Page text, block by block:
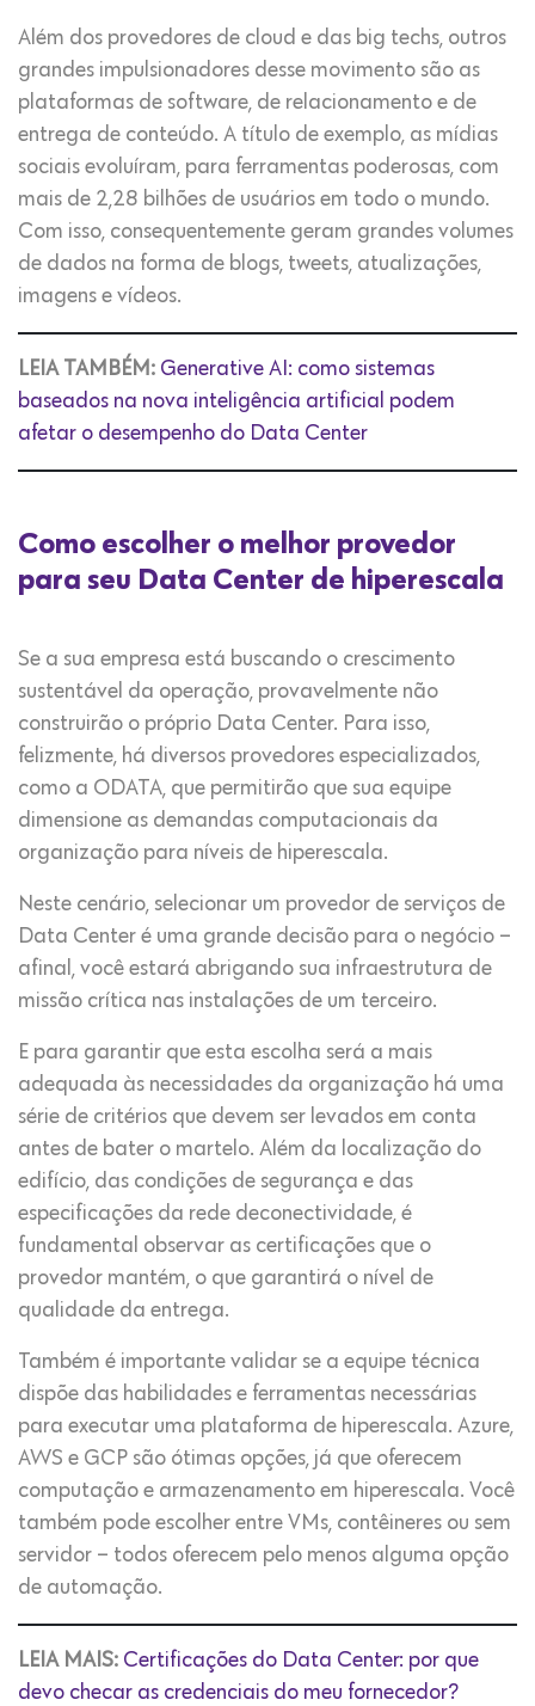
Além dos provedores de cloud e das big techs, outros
grandes impulsionadores desse movimento são as
plataformas de software, de relacionamento e de
entrega de conteúdo. A título de exemplo, as mídias
sociais evoluíram, para ferramentas poderosas, com
mais de 2,28 bilhões de usuários em todo o mundo.
Com isso, consequentemente geram grandes volumes
de dados na forma de blogs, tweets, atualizações,
imagens e vídeos.
LEIA TAMBÉM: Generative AI: como sistemas
baseados na nova inteligência artificial podem
afetar o desempenho do Data Center
Como escolher o melhor provedor
para seu Data Center de hiperescala
Se a sua empresa está buscando o crescimento
sustentável da operação, provavelmente não
construirão o próprio Data Center. Para isso,
felizmente, há diversos provedores especializados,
como a ODATA, que permitirão que sua equipe
dimensione as demandas computacionais da
organização para níveis de hiperescala.
Neste cenário, selecionar um provedor de serviços de
Data Center é uma grande decisão para o negócio –
afinal, você estará abrigando sua infraestrutura de
missão crítica nas instalações de um terceiro.
E para garantir que esta escolha será a mais
adequada às necessidades da organização há uma
série de critérios que devem ser levados em conta
antes de bater o martelo. Além da localização do
edifício, das condições de segurança e das
especificações da rede deconectividade, é
fundamental observar as certificações que o
provedor mantém, o que garantirá o nível de
qualidade da entrega.
Também é importante validar se a equipe técnica
dispõe das habilidades e ferramentas necessárias
para executar uma plataforma de hiperescala. Azure,
AWS e GCP são ótimas opções, já que oferecem
computação e armazenamento em hiperescala. Você
também pode escolher entre VMs, contêineres ou sem
servidor – todos oferecem pelo menos alguma opção
de automação.
LEIA MAIS: Certificações do Data Center: por que
devo checar as credenciais do meu fornecedor?